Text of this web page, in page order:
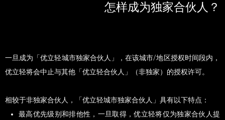
怎样成为独家合伙人 ？
一旦成为「优立轻城市独家合伙人」，在该城市/地区授权时间段内，
优立轻将会中止与其他「优立轻合伙人」（非独家）的授权许可。
相较于非独家合伙人，「优立轻城市独家合伙人」具有以下特点：
最高优先级别和排他性，一旦取得，优立轻将仅为独家合伙人提